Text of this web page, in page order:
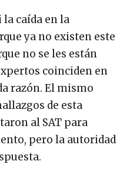
caída en la
ya no existen este
no se les están
coinciden en
razón. El mismo
de esta
al SAT para
pero la autoridad